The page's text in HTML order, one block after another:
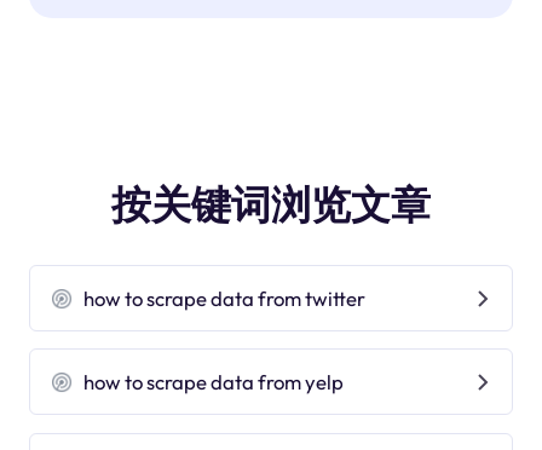
按关键词浏览文章
how to scrape data from twitter
how to scrape data from yelp